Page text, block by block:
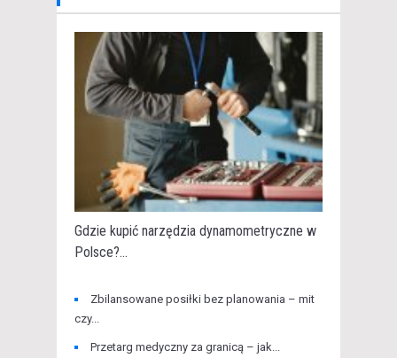
Gdzie kupić narzędzia dynamometryczne w
Polsce?...
Zbilansowane posiłki bez planowania – mit
czy...
Przetarg medyczny za granicą – jak...